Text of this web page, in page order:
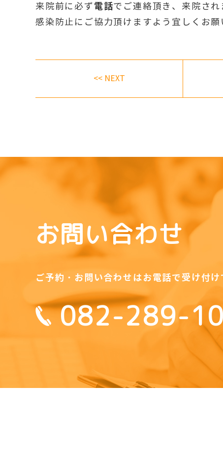
来院前に必ず電話でご連絡頂き、来院さ
感染防止にご協力頂けますよう宜しくお願
<< NEXT
お問い合わせ
ご予約・お問い合わせはお電話で受け付け
082-289-